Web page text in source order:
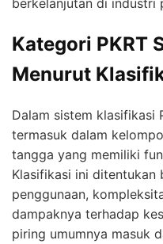
Kategori PKRT
Menurut
Dalam sistem klasifikasi
termasuk dalam
tangga yang memiliki
Klasifikasi ini ditentukan
penggunaan,
dampaknya terhadap
piring umumnya masuk